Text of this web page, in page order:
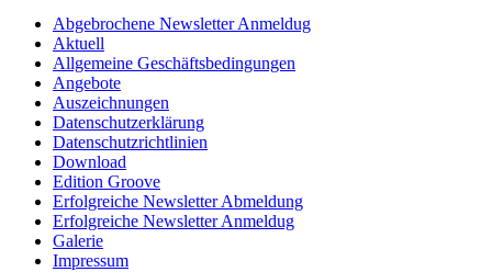
Abgebrochene Newsletter Anmeldug
Aktuell
Allgemeine Geschäftsbedingungen
Angebote
Auszeichnungen
Datenschutzerklärung
Datenschutzrichtlinien
Download
Edition Groove
Erfolgreiche Newsletter Abmeldung
Erfolgreiche Newsletter Anmeldug
Galerie
Impressum